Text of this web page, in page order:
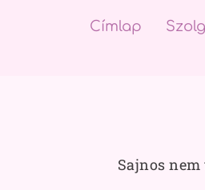
Címlap
Sajnos